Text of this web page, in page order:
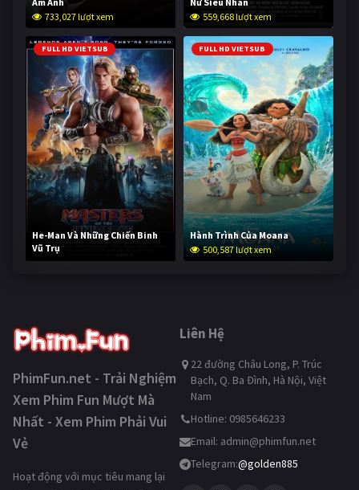
733,027 lượt xem
559,668 lượt xem
FULL HD VIETSUB
He-Man Và Những Chiến Binh
Vũ Trụ
250,249 lượt xem
FULL HD VIETSUB
Hành Trình Của Moana
500,587 lượt xem
PhimFun.net - Trải Nghiệm
Xem Phim Fun Mượt Mà
Nhất - Xem Phim Phải Vui
Vẻ
Hoạt động với mục tiêu mang lại
Liên Hệ
22 đường Châu Long, P. Trúc
Bạch, Q. Ba Đình, Hà Nội, Việt
Nam
Hotline: 0985646233
Email: admin@phimfun.net
Telegram:@golden885